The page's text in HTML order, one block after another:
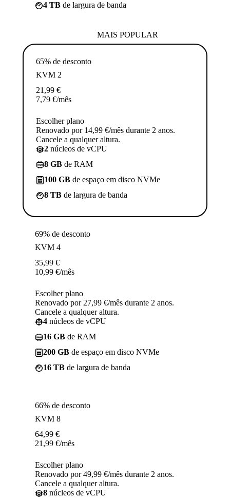
4 TB de largura de banda
MAIS POPULAR
65% de desconto
KVM 2
21,99 €
7,79 €/mês
Escolher plano
Renovado por 14,99 €/mês durante 2 anos.
Cancele a qualquer altura.
2 núcleos de vCPU
8 GB de RAM
100 GB de espaço em disco NVMe
8 TB de largura de banda
69% de desconto
KVM 4
35,99 €
10,99 €/mês
Escolher plano
Renovado por 27,99 €/mês durante 2 anos.
Cancele a qualquer altura.
4 núcleos de vCPU
16 GB de RAM
200 GB de espaço em disco NVMe
16 TB de largura de banda
66% de desconto
KVM 8
64,99 €
21,99 €/mês
Escolher plano
Renovado por 49,99 €/mês durante 2 anos.
Cancele a qualquer altura.
8 núcleos de vCPU